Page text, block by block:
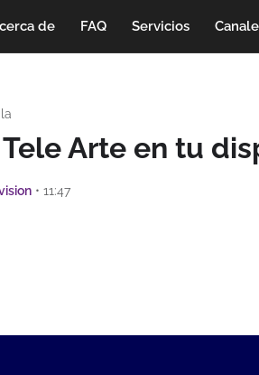
de FAQ Servicios
Arte en tu
• 11:47